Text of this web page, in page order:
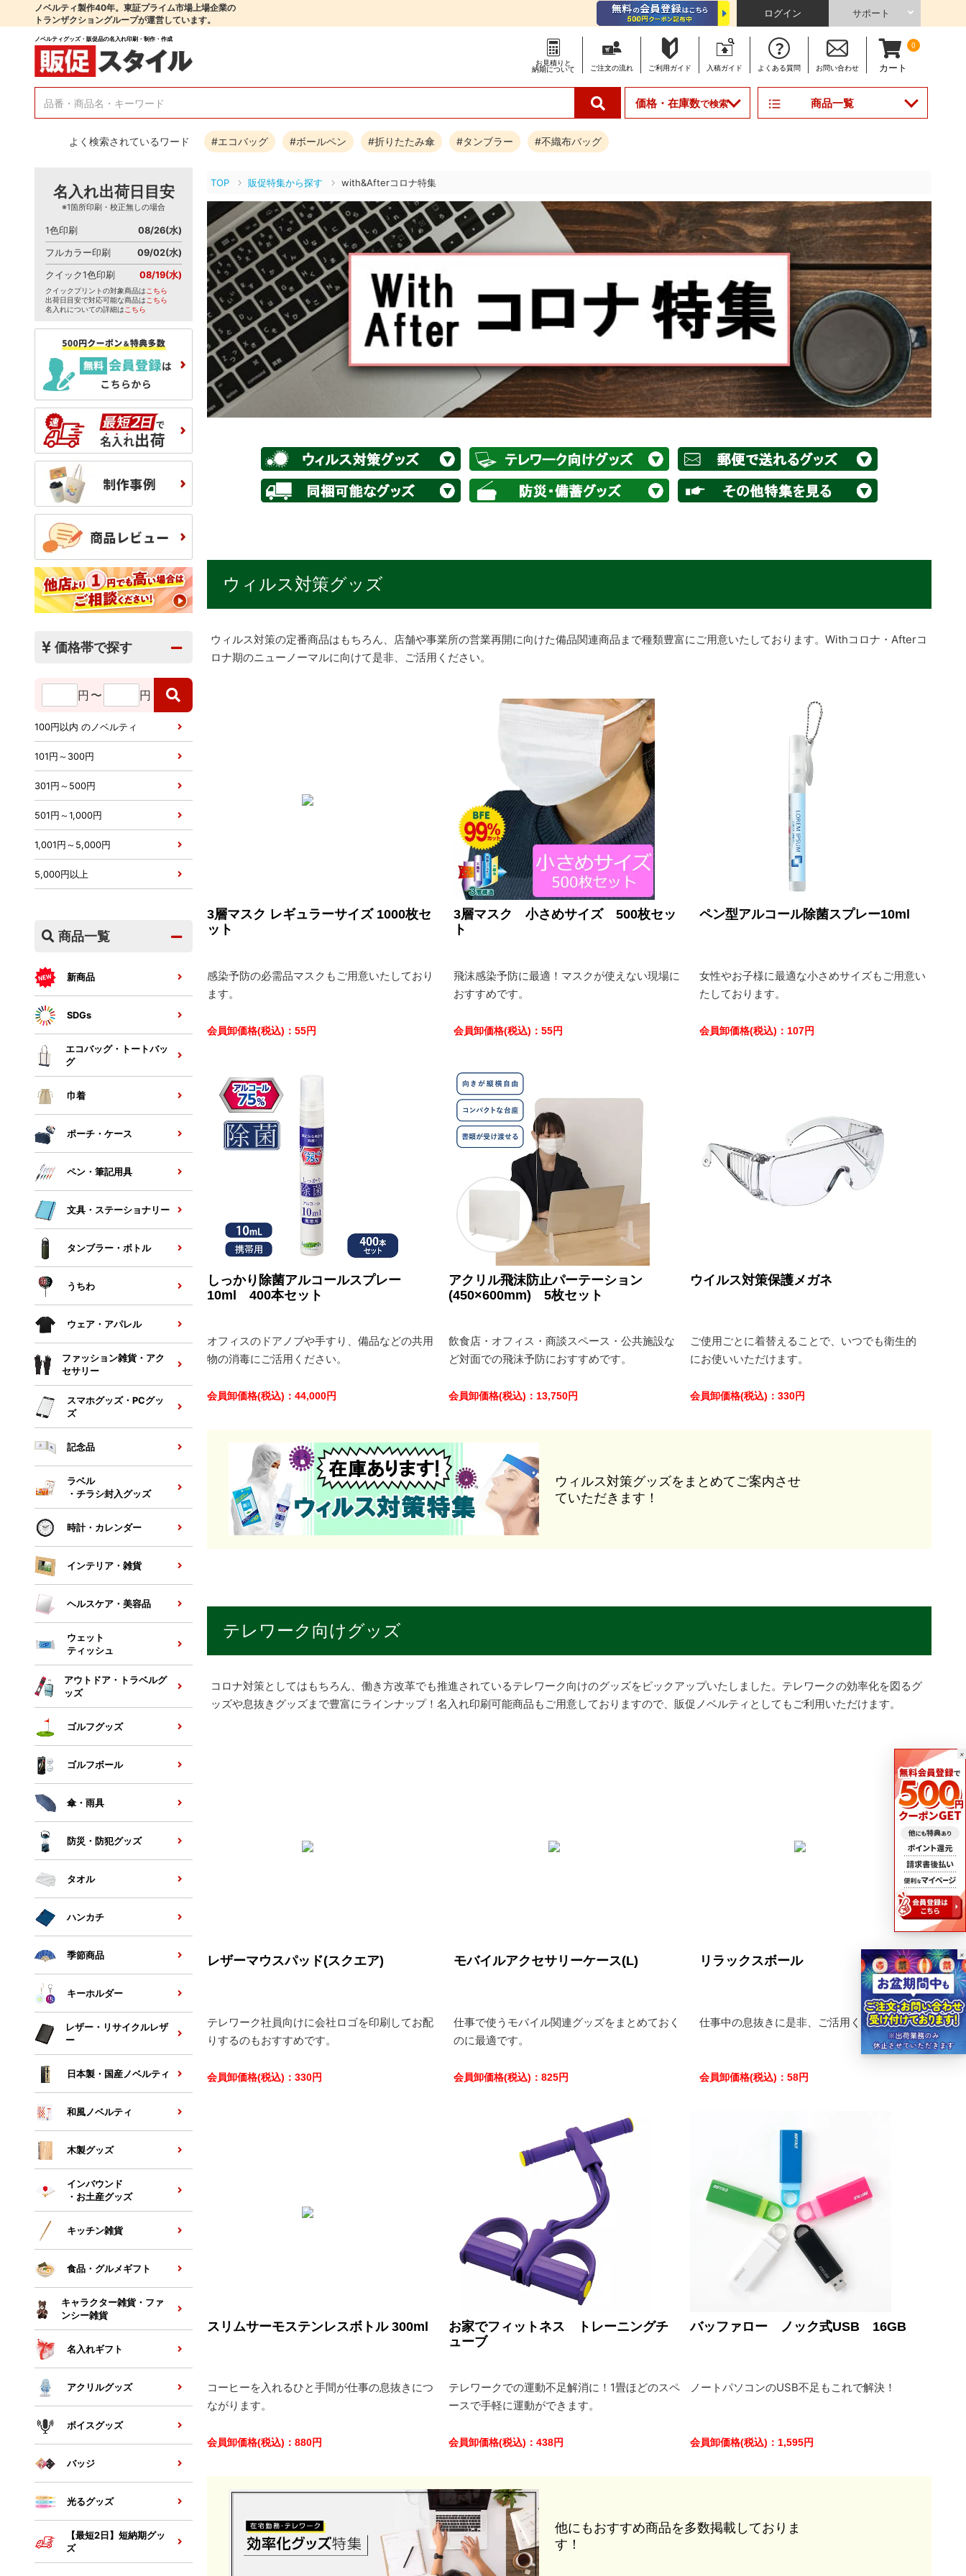
ノベルティ製作40年。東証プライム市場上場企業の
トランザクショングループが運営しています。
ログイン サポート
ノベルティグッズ・販促品の名入れ印刷・制作・作成
お見積りと
納期について
ご注文の流れ ご利用ガイド 入稿ガイド よくある質問 お問い合わせ
0
カート
価格・在庫数で検索 商品一覧
よく検索されているワード #エコバッグ #ボールペン #折りたたみ傘 #タンブラー #不織布バッグ
TOP 販促特集から探す with&Afterコロナ特集
ウィルス対策グッズ
ウィルス対策の定番商品はもちろん、店舗や事業所の営業再開に向けた備品関連商品まで種類豊富にご用意いたしております。Withコロナ・Afterコ
ロナ期のニューノーマルに向けて是非、ご活用ください。
3層マスク レギュラーサイズ 1000枚セ
ット
感染予防の必需品マスクもご用意いたしており
ます。
会員卸価格(税込) ： 55円
3層マスク 小さめサイズ 500枚セッ
ト
飛沫感染予防に最適！マスクが使えない現場に
おすすめです。
会員卸価格(税込) ： 55円
ペン型アルコール除菌スプレー10ml
女性やお子様に最適な小さめサイズもご用意い
たしております。
会員卸価格(税込) ： 107円
しっかり除菌アルコールスプレー
10ml 400本セット
オフィスのドアノブや手すり、備品などの共用
物の消毒にご活用ください。
会員卸価格(税込) ： 44,000円
アクリル飛沫防止パーテーション
(450×600mm) 5枚セット
飲食店・オフィス・商談スペース・公共施設な
ど対面での飛沫予防におすすめです。
会員卸価格(税込) ： 13,750円
ウイルス対策保護メガネ
ご使用ごとに着替えることで、いつでも衛生的
にお使いいただけます。
会員卸価格(税込) ： 330円
ウィルス対策グッズをまとめてご案内させ
ていただきます！
テレワーク向けグッズ
コロナ対策としてはもちろん、働き方改革でも推進されているテレワーク向けのグッズをピックアップいたしました。テレワークの効率化を図るグ
ッズや息抜きグッズまで豊富にラインナップ！名入れ印刷可能商品もご用意しておりますので、販促ノベルティとしてもご利用いただけます。
レザーマウスパッド(スクエア)
テレワーク社員向けに会社ロゴを印刷してお配
りするのもおすすめです。
会員卸価格(税込) ： 330円
モバイルアクセサリーケース(L)
仕事で使うモバイル関連グッズをまとめておく
のに最適です。
会員卸価格(税込) ： 825円
リラックスボール
仕事中の息抜きに是非、ご活用ください。
会員卸価格(税込) ：58円
スリムサーモステンレスボトル 300ml
コーヒーを入れるひと手間が仕事の息抜きにつ
ながります。
会員卸価格(税込) ： 880円
お家でフィットネス トレーニングチ
ューブ
テレワークでの運動不足解消に！1畳ほどのスペ
ースで手軽に運動ができます。
会員卸価格(税込) ： 438円
バッファロー ノック式USB 16GB
ノートパソコンのUSB不足もこれで解決！
会員卸価格(税込) ： 1,595円
他にもおすすめ商品を多数掲載しておりま
す！
名入れ出荷日目安
※1箇所印刷・校正無しの場合
1色印刷 08/26(水)
フルカラー印刷 09/02(水)
クイック1色印刷 08/19(水)
クイックプリントの対象商品は こちら
出荷日目安で対応可能な商品は こちら
名入れについての詳細は こちら
価格帯で探す
円 〜 円
100円以内 のノベルティ
101円～300円
301円～500円
501円～1,000円
1,001円～5,000円
5,000円以上
商品一覧
新商品
SDGs
エコバッグ・トートバッ
グ
巾着
ポーチ・ケース
ペン・筆記用具
文具・ステーショナリー
タンブラー・ボトル
うちわ
ウェア・アパレル
ファッション雑貨・アク
セサリー
スマホグッズ・PCグッ
ズ
記念品
ラベル
・チラシ封入グッズ
時計・カレンダー
インテリア・雑貨
ヘルスケア・美容品
ウェット
ティッシュ
アウトドア・トラベルグ
ッズ
ゴルフグッズ
ゴルフボール
傘・雨具
防災・防犯グッズ
タオル
ハンカチ
季節商品
キーホルダー
レザー・リサイクルレザ
ー
日本製・国産ノベルティ
和風ノベルティ
木製グッズ
インバウンド
・お土産グッズ
キッチン雑貨
食品・グルメギフト
キャラクター雑貨・ファ
ンシー雑貨
名入れギフト
アクリルグッズ
ボイスグッズ
バッジ
光るグッズ
【最短2日】短納期グッ
ズ
×
×